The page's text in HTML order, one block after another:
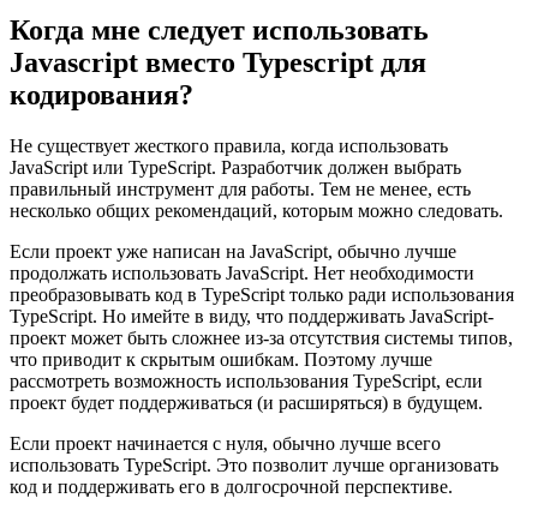
TypeScript поддерживает дженерики, что позволяет создавать
безопасные для типов коллекции и другие структуры данных.
Это недоступно в JavaScript.
Javascript вместо Typescript для
кодирования?
Не существует жесткого правила, когда использовать
JavaScript или TypeScript. Разработчик должен выбрать
правильный инструмент для работы. Тем не менее, есть
несколько общих рекомендаций, которым можно следовать.
Если проект уже написан на JavaScript, обычно лучше
продолжать использовать JavaScript. Нет необходимости
преобразовывать код в TypeScript только ради использования
TypeScript. Но имейте в виду, что поддерживать JavaScript-
проект может быть сложнее из-за отсутствия системы типов,
что приводит к скрытым ошибкам. Поэтому лучше
рассмотреть возможность использования TypeScript, если
проект будет поддерживаться (и расширяться) в будущем.